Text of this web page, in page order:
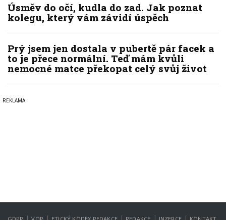
Úsměv do očí, kudla do zad. Jak poznat
kolegu, který vám závidí úspěch
Prý jsem jen dostala v pubertě pár facek a
to je přece normální. Teď mám kvůli
nemocné matce překopat celý svůj život
GDPR | VOP | ETICKÝ KODEX REDAKCE | REDAKCE | INZERCE | KONTAKT